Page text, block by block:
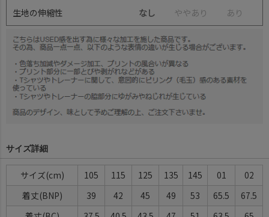
生地の伸縮性 なし ややあ り あ り
サイズ詳細
サイズ 105 115 125 135 145 01
02
着丈(BNP)
39 42 45 49 53 65.5
67.5